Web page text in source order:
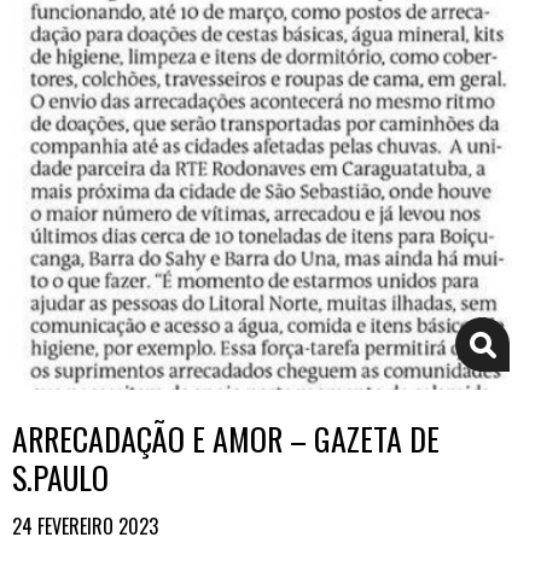
ARRECADAÇÃO E AMOR – GAZETA DE
S.PAULO
24 FEVEREIRO 2023